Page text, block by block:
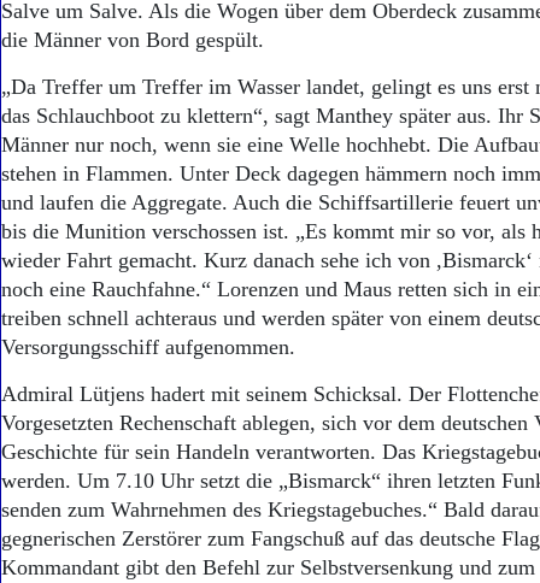
Salve um Salve. Als die Wogen über dem Oberdeck
die Männer von Bord gespült.
„Da Treffer um Treffer im Wasser landet, gelingt es uns
das Schlauchboot zu klettern“, sagt Manthey später aus. Ihr
Männer nur noch, wenn sie eine Welle hochhebt. Die
stehen in Flammen. Unter Deck dagegen hämmern noch
und laufen die Aggregate. Auch die Schiffsartillerie feuert
bis die Munition verschossen ist. „Es kommt mir so vor, als
wieder Fahrt gemacht. Kurz danach sehe ich von
noch eine Rauchfahne.“ Lorenzen und Maus retten sich in
treiben schnell achteraus und werden später von einem
Versorgungsschiff aufgenommen.
Admiral Lütjens hadert mit seinem Schicksal. Der
Vorgesetzten Rechenschaft ablegen, sich vor dem deutschen
Geschichte für sein Handeln verantworten. Das
werden. Um 7.10 Uhr setzt die „Bismarck“ ihren letzten
senden zum Wahrnehmen des Kriegstagebuches.“ Bald
gegnerischen Zerstörer zum Fangschuß auf das deutsche
Kommandant gibt den Befehl zur Selbstversenkung und zum